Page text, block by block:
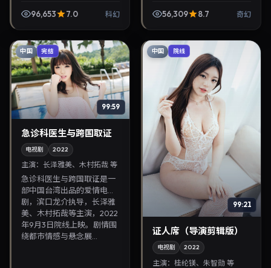
剑等参与演出。2022年3月3
96,653 7.0 科幻
年5月19日正式上映。影片叙
56,309 8.7 奇幻
中国 完结
99:59
急诊科医生与跨国取证
电视剧 2022
主演： 长泽雅美、木村拓哉 等
急诊科医生与跨国取证是一
部中国台湾出品的爱情电视
剧，滨口龙介执导，长泽雅
美、木村拓哉等主演，2022
年9月3日院线上映。剧情围
绕都市情感与悬念展...
中国 院线
99:21
证人席（导演剪辑版）
电视剧 2022
主演：桂纶镁、朱智勋 等